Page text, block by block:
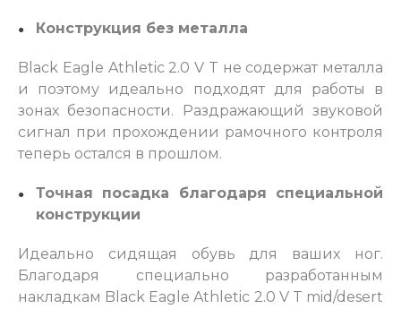
Конструкция без металла
Black Eagle Athletic 2.0 V T не содержат металла
и поэтому идеально подходят для работы в
зонах безопасности. Раздражающий звуковой
сигнал при прохождении рамочного контроля
теперь остался в прошлом.
Точная посадка благодаря специальной
конструкции
Идеально сидящая обувь для ваших ног.
Благодаря специально разработанным
накладкам Black Eagle Athletic 2.0 V T mid/desert